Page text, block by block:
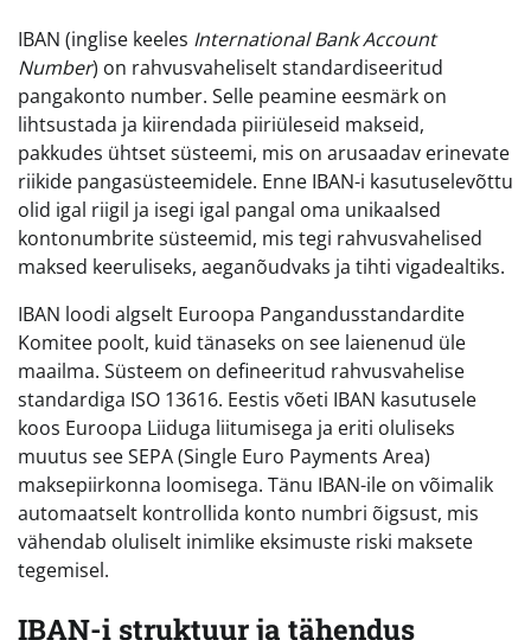
IBAN (inglise keeles International Bank Account
Number) on rahvusvaheliselt standardiseeritud
pangakonto number. Selle peamine eesmärk on
lihtsustada ja kiirendada piiriüleseid makseid,
pakkudes ühtset süsteemi, mis on arusaadav erinevate
riikide pangasüsteemidele. Enne IBAN-i kasutuselevõttu
olid igal riigil ja isegi igal pangal oma unikaalsed
kontonumbrite süsteemid, mis tegi rahvusvahelised
maksed keeruliseks, aeganõudvaks ja tihti vigadealtiks.
IBAN loodi algselt Euroopa Pangandusstandardite
Komitee poolt, kuid tänaseks on see laienenud üle
maailma. Süsteem on defineeritud rahvusvahelise
standardiga ISO 13616. Eestis võeti IBAN kasutusele
koos Euroopa Liiduga liitumisega ja eriti oluliseks
muutus see SEPA (Single Euro Payments Area)
maksepiirkonna loomisega. Tänu IBAN-ile on võimalik
automaatselt kontrollida konto numbri õigsust, mis
vähendab oluliselt inimlike eksimuste riski maksete
tegemisel.
IBAN-i struktuur ja tähendus